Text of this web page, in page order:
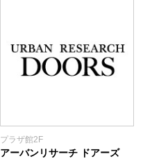
プラザ館2F
アーバンリサーチ ドアーズ